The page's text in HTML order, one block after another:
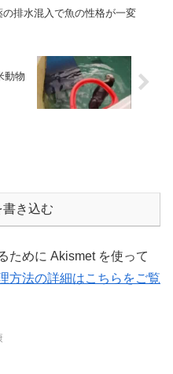
の排水混入で魚の性格が一変
動物
書き込む
ために Akismet を使って
方法の詳細はこちらをご覧